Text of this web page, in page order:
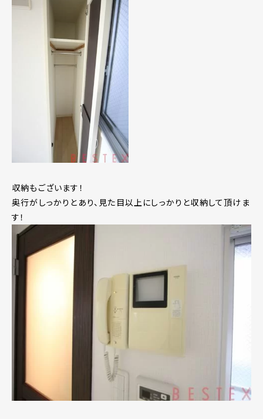
収納もございます！
奥行がしっかりとあり、見た目以上にしっかりと収納して頂けま
す！